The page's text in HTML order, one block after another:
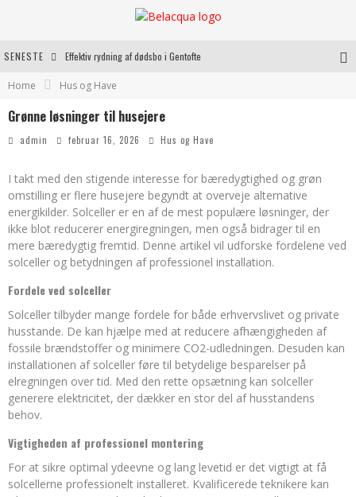
SENESTE Effektiv rydning af dødsbo i Gentofte
Home Hus og Have
Grønne løsninger til husejere
admin februar 16, 2026 Hus og Have
I takt med den stigende interesse for bæredygtighed og grøn
omstilling er flere husejere begyndt at overveje alternative
energikilder. Solceller er en af de mest populære løsninger, der
ikke blot reducerer energiregningen, men også bidrager til en
mere bæredygtig fremtid. Denne artikel vil udforske fordelene ved
solceller og betydningen af professionel installation.
Fordele ved solceller
Solceller tilbyder mange fordele for både erhvervslivet og private
husstande. De kan hjælpe med at reducere afhængigheden af
fossile brændstoffer og minimere CO2-udledningen. Desuden kan
installationen af solceller føre til betydelige besparelser på
elregningen over tid. Med den rette opsætning kan solceller
generere elektricitet, der dækker en stor del af husstandens
behov.
Vigtigheden af professionel montering
For at sikre optimal ydeevne og lang levetid er det vigtigt at få
solcellerne professionelt installeret. Kvalificerede teknikere kan